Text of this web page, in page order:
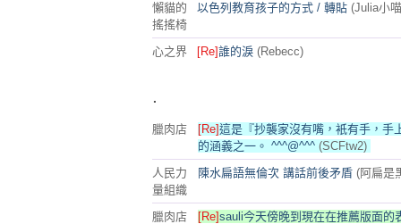
懶貓的
搖搖椅
以色列教育孩子的方式 / 轉貼 (Julia小
心之界 [Re]誰的淚 (Rebecc)
.
臘肉店 [Re]這是『抄襲家沒有嘴，衹有手，手
的涵義之一。 ^^^@^^^ (SCFtw2)
人民力
量組織
陳水扁語無倫次 講話前後矛盾 (阿扁是
臘肉店 [Re]sauli今天傍晚到現在在推薦版面的